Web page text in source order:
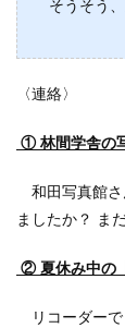
そうそう、
〈連絡〉
① 林間学舎の
和田写真館さ
ましたか？ ま
② 夏休み中の
リコーダーで